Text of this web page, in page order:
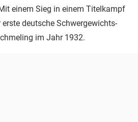
einem Sieg in einem Titelkampf
erste deutsche Schwergewichts-
im Jahr 1932.